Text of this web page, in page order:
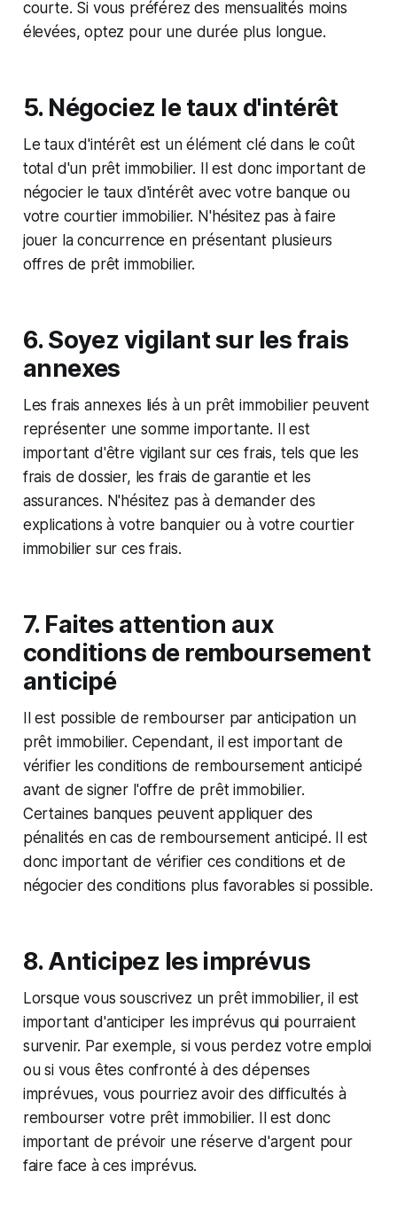
courte. Si vous préférez des mensualités moins
élevées, optez pour une durée plus longue.
5. Négociez le taux d'intérêt
Le taux d'intérêt est un élément clé dans le coût
total d'un prêt immobilier. Il est donc important de
négocier le taux d'intérêt avec votre banque ou
votre courtier immobilier. N'hésitez pas à faire
jouer la concurrence en présentant plusieurs
offres de prêt immobilier.
6. Soyez vigilant sur les frais
annexes
Les frais annexes liés à un prêt immobilier peuvent
représenter une somme importante. Il est
important d'être vigilant sur ces frais, tels que les
frais de dossier, les frais de garantie et les
assurances. N'hésitez pas à demander des
explications à votre banquier ou à votre courtier
immobilier sur ces frais.
7. Faites attention aux
conditions de remboursement
anticipé
Il est possible de rembourser par anticipation un
prêt immobilier. Cependant, il est important de
vérifier les conditions de remboursement anticipé
avant de signer l'offre de prêt immobilier.
Certaines banques peuvent appliquer des
pénalités en cas de remboursement anticipé. Il est
donc important de vérifier ces conditions et de
négocier des conditions plus favorables si possible.
8. Anticipez les imprévus
Lorsque vous souscrivez un prêt immobilier, il est
important d'anticiper les imprévus qui pourraient
survenir. Par exemple, si vous perdez votre emploi
ou si vous êtes confronté à des dépenses
imprévues, vous pourriez avoir des difficultés à
rembourser votre prêt immobilier. Il est donc
important de prévoir une réserve d'argent pour
faire face à ces imprévus.